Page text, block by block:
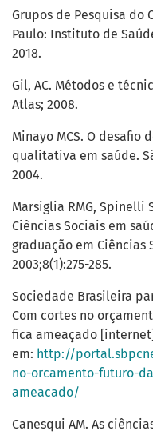
Grupos de Pesquisa do
Paulo: Instituto de
2018.
Gil, AC. Métodos e
Atlas; 2008.
Minayo MCS. O desafio
qualitativa em saúde.
2004.
Marsiglia RMG, Spinelli
Ciências Sociais em
graduação em Ciências
2003;8(1):275-285.
Sociedade Brasileira
Com cortes no
fica ameaçado
em: http://
no-orcamento-futuro-
ameacado/
Canesqui AM. As